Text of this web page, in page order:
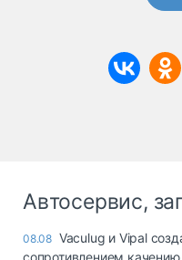
Автосервис,
08.08 Vaculug и Vipal
сопротивлением